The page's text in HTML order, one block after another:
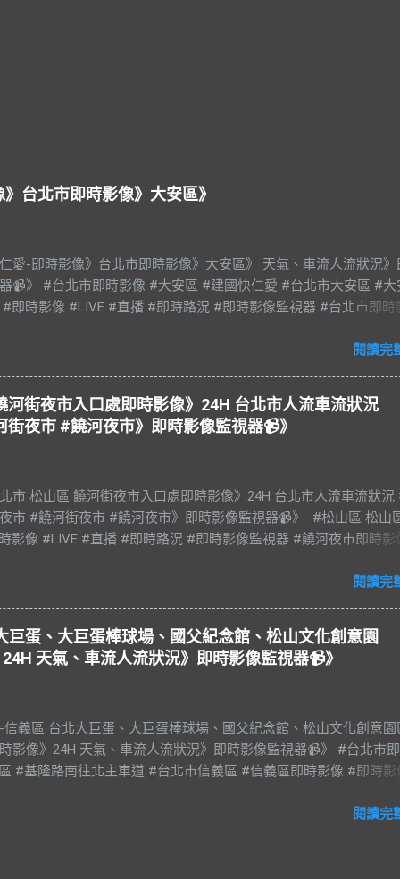
台北市即時影像》大安區》
愛-即時影像》台北市即時影像》大安區》 天氣、車流人流狀況》
📹》 #台北市即時影像 #大安區 #建國快仁愛 #台北市大安區 #大
即時影像 #LIVE #直播 #即時路況 #即時影像監視器 #台北市即時
閱讀完
河街夜市入口處即時影像》24H 台北市人流車流狀況
夜市 #饒河夜市》即時影像監視器📹》
市 松山區 饒河街夜市入口處即時影像》24H 台北市人流車流狀況
市 #饒河街夜市 #饒河夜市》即時影像監視器📹》 #松山區 松山
影像 #LIVE #直播 #即時路況 #即時影像監視器 #饒河夜市即時影
松山慈祐宮 #台灣夜市 #夜市 #台北市即時影像 #JAZZ #JAZZY
#RELAX #Taiwan #Live BGM Jazz & Blues 爵士樂和藍調 饒河街
饒河街夜市、饒河夜市。位於台灣臺北市松山區饒河街，為臺北市
，也是臺灣繼華西街觀光夜市後第二座觀光夜市。 營業時間： 每日
之盛。日治時期改名松山，後又因港岸河水淤樍，停泊船隻漸少
寬後，饒河街成為次要道路，商業活動大減。政府為了改善當地
年5月11日成立觀光夜市，為臺北市第二條觀光夜市。夜市內容
及土產展售等，到現在已經是外國觀光客夜晚來體驗臺灣小吃的
閱讀完
巨蛋、大巨蛋棒球場、國父紀念館、松山文化創意園
天氣、車流人流狀況》即時影像監視器📹》
義區 台北大巨蛋、大巨蛋棒球場、國父紀念館、松山文化創意園
影像》24H 天氣、車流人流狀況》即時影像監視器📹》 #台北市
#基隆路南往北主車道 #台北市信義區 #信義區即時影像 #即時影
：台北市政府交通局 交通部公路局 🔴忠孝光復-北捷國父紀念館
閱讀完